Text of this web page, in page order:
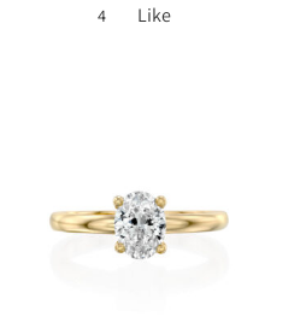
Like